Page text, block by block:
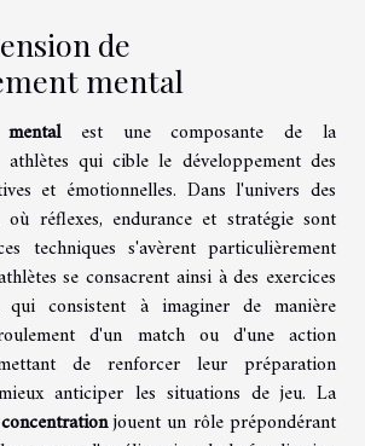
de
mental
est une composante de la
qui cible le développement des
et émotionnelles. Dans l'univers des
où réflexes, endurance et stratégie sont
techniques s'avèrent particulièrement
se consacrent ainsi à des exercices
consistent à imaginer de manière
d'un match ou d'une action
de renforcer leur préparation
anticiper les situations de jeu. La
concentrationjouent un rôle prépondérant